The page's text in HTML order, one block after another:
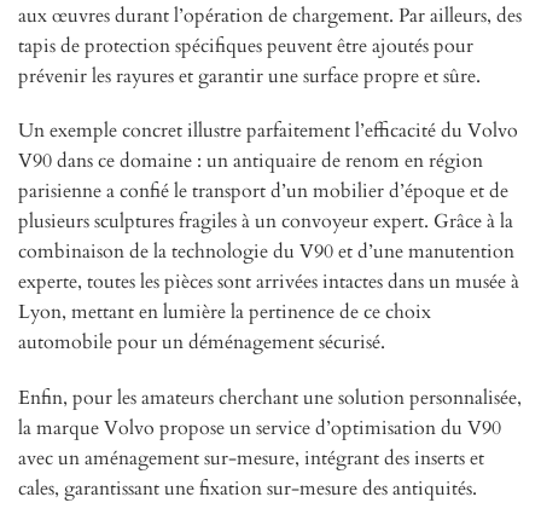
aux œuvres durant l’opération de chargement. Par ailleurs, des
tapis de protection spécifiques peuvent être ajoutés pour
prévenir les rayures et garantir une surface propre et sûre.
Un exemple concret illustre parfaitement l’efficacité du Volvo
V90 dans ce domaine : un antiquaire de renom en région
parisienne a confié le transport d’un mobilier d’époque et de
plusieurs sculptures fragiles à un convoyeur expert. Grâce à la
combinaison de la technologie du V90 et d’une manutention
experte, toutes les pièces sont arrivées intactes dans un musée à
Lyon, mettant en lumière la pertinence de ce choix
automobile pour un déménagement sécurisé.
Enfin, pour les amateurs cherchant une solution personnalisée,
la marque Volvo propose un service d’optimisation du V90
avec un aménagement sur-mesure, intégrant des inserts et
cales, garantissant une fixation sur-mesure des antiquités.